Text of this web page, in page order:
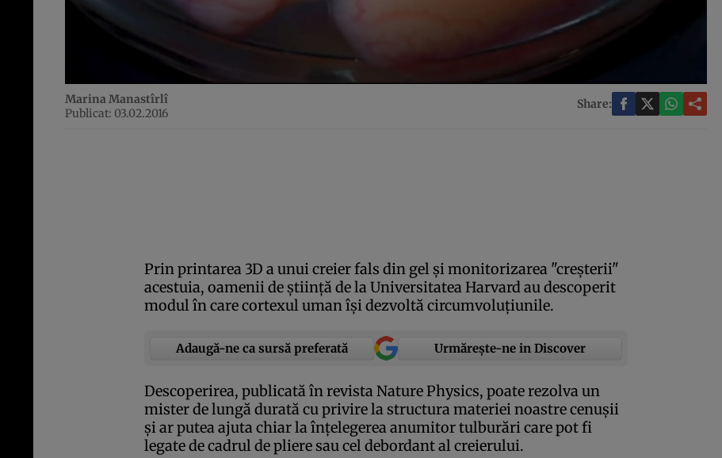
Marina Manastîrlî
Publicat: 03.02.2016
Share:
Prin printarea 3D a unui creier fals din gel şi monitorizarea "creşterii"
acestuia, oamenii de ştiinţă de la Universitatea Harvard au descoperit
modul în care cortexul uman îşi dezvoltă circumvoluţiunile.
Adaugă-ne ca sursă preferată Urmărește-ne in Discover
Descoperirea, publicată în revista Nature Physics, poate rezolva un
mister de lungă durată cu privire la structura materiei noastre cenuşii
şi ar putea ajuta chiar la înţelegerea anumitor tulburări care pot fi
legate de cadrul de pliere sau cel debordant al creierului.